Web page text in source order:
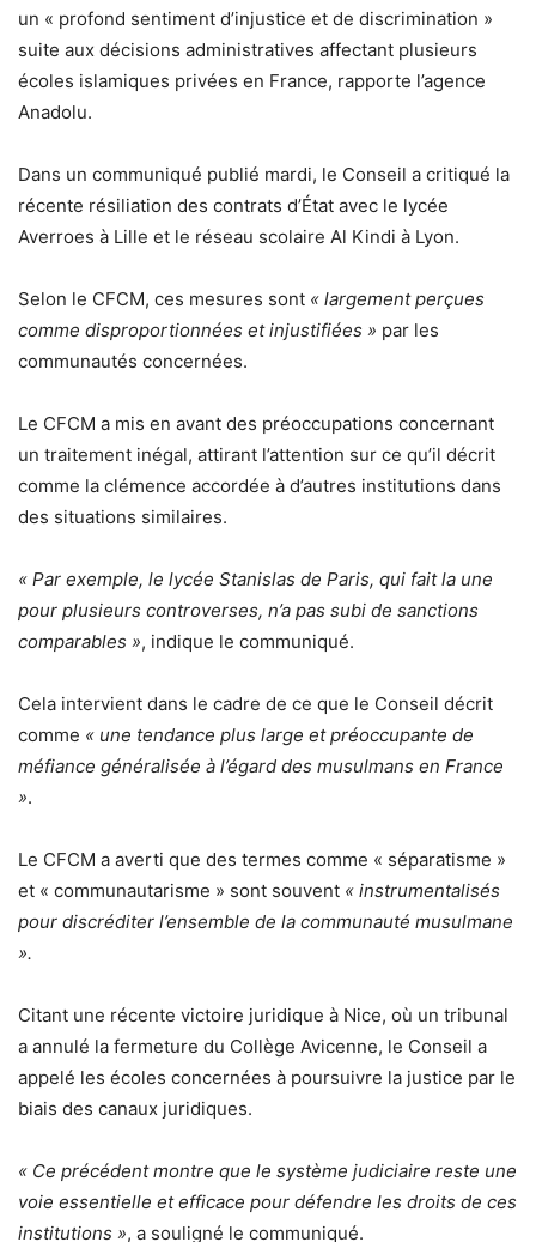
un « profond sentiment d’injustice et de discrimination »
suite aux décisions administratives affectant plusieurs
écoles islamiques privées en France, rapporte l’agence
Anadolu.
Dans un communiqué publié mardi, le Conseil a critiqué la
récente résiliation des contrats d’État avec le lycée
Averroes à Lille et le réseau scolaire Al Kindi à Lyon.
Selon le CFCM, ces mesures sont « largement perçues
comme disproportionnées et injustifiées » par les
communautés concernées.
Le CFCM a mis en avant des préoccupations concernant
un traitement inégal, attirant l’attention sur ce qu’il décrit
comme la clémence accordée à d’autres institutions dans
des situations similaires.
« Par exemple, le lycée Stanislas de Paris, qui fait la une
pour plusieurs controverses, n’a pas subi de sanctions
comparables », indique le communiqué.
Cela intervient dans le cadre de ce que le Conseil décrit
comme « une tendance plus large et préoccupante de
méfiance généralisée à l’égard des musulmans en France
».
Le CFCM a averti que des termes comme « séparatisme »
et « communautarisme » sont souvent « instrumentalisés
pour discréditer l’ensemble de la communauté musulmane
».
Citant une récente victoire juridique à Nice, où un tribunal
a annulé la fermeture du Collège Avicenne, le Conseil a
appelé les écoles concernées à poursuivre la justice par le
biais des canaux juridiques.
« Ce précédent montre que le système judiciaire reste une
voie essentielle et efficace pour défendre les droits de ces
institutions », a souligné le communiqué.